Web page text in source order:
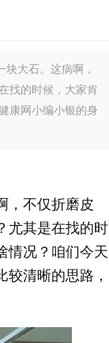
大石。这病啊，
找的时候，大家肯
康网小编小银的身
，不仅折磨皮
尤其是在找的时
情况？咱们今天
清晰的思路，